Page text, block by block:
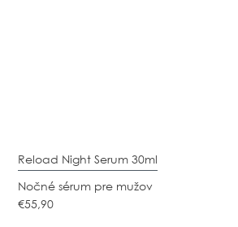
Reload Night Serum 30ml
Nočné sérum pre mužov
€55,90